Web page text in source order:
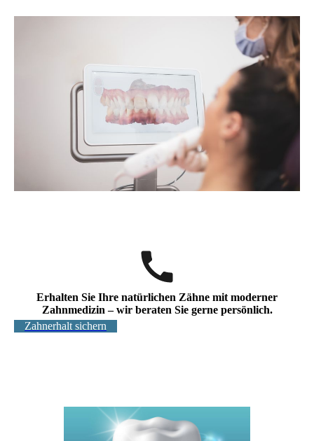
Erhalten Sie Ihre natürlichen Zähne mit moderner
Zahnmedizin – wir beraten Sie gerne persönlich.
Zahnerhalt sichern